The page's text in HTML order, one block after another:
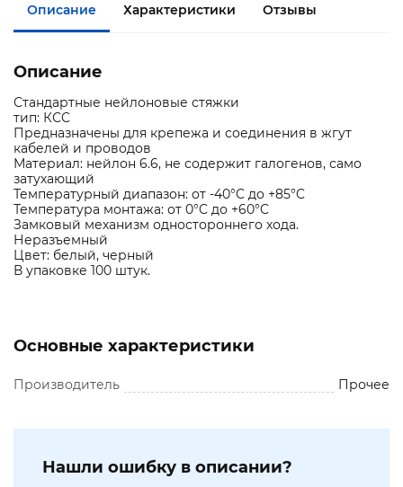
Описание Характеристики Отзывы
Описание
Стандартные нейлоновые стяжки
тип: КСC
Предназначены для крепежа и соединения в жгут
кабелей и проводов
Материал: нейлон 6.6, не содержит галогенов, само
затухающий
Температурный диапазон: от -40°C до +85°C
Температура монтажа: от 0°C до +60°C
Замковый механизм одностороннего хода.
Неразъемный
Цвет: белый, черный
В упаковке 100 штук.
Основные характеристики
Производитель Прочее
Нашли ошибку в описании?